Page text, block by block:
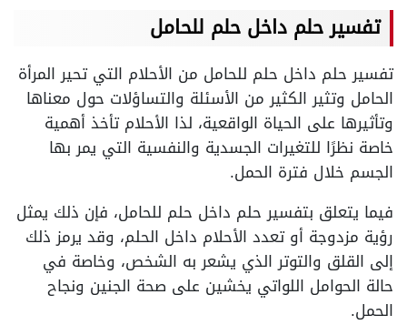
تفسير حلم داخل حلم للحامل
تفسير حلم داخل حلم للحامل من الأحلام التي تحير المرأة
الحامل وتثير الكثير من الأسئلة والتساؤلات حول معناها
وتأثيرها على الحياة الواقعية، لذا الأحلام تأخذ أهمية
خاصة نظرًا للتغيرات الجسدية والنفسية التي يمر بها
الجسم خلال فترة الحمل.
فيما يتعلق بتفسير حلم داخل حلم للحامل، فإن ذلك يمثل
رؤية مزدوجة أو تعدد الأحلام داخل الحلم، وقد يرمز ذلك
إلى القلق والتوتر الذي يشعر به الشخص، وخاصة في
حالة الحوامل اللواتي يخشين على صحة الجنين ونجاح
الحمل.